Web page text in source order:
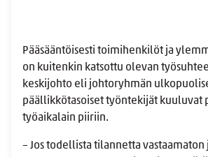
Pääsääntöisesti toimihenkilöt ja
on kuitenkin katsottu olevan
keskijohto eli johtoryhmän
päällikkötasoiset työntekijät kuuluvat
työaikalain piiriin.
– Jos todellista tilannetta